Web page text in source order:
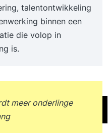
talentontwikkeling
binnen een
die volop in
is.
meer onderlinge